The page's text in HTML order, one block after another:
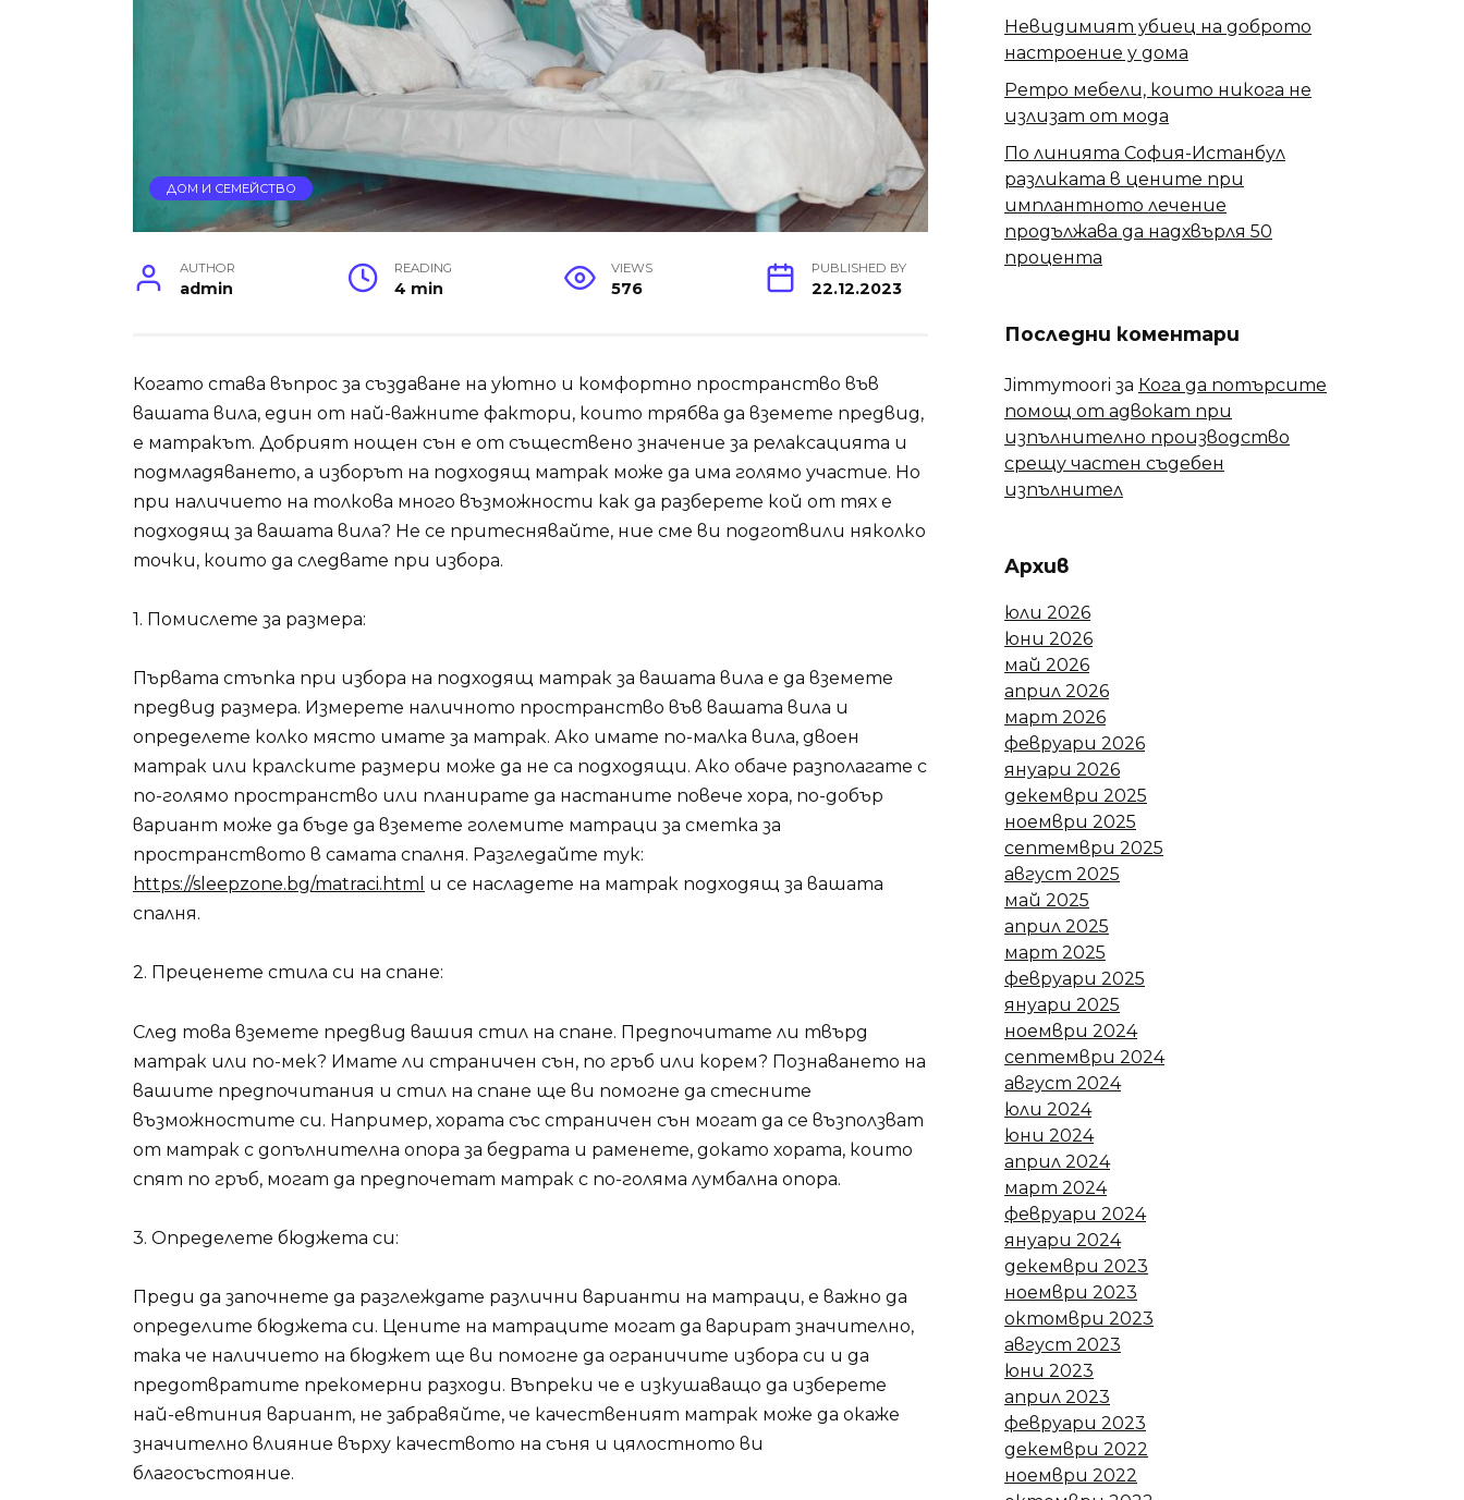
ДОМ И СЕМЕЙСТВО
AUTHOR
admin
READING
4 min
VIEWS
576
PUBLISHED BY
22.12.2023
Когато става въпрос за създаване на уютно и комфортно пространство във
вашата вила, един от най-важните фактори, които трябва да вземете предвид,
е матракът. Добрият нощен сън е от съществено значение за релаксацията и
подмладяването, а изборът на подходящ матрак може да има голямо участие. Но
при наличието на толкова много възможности как да разберете кой от тях е
подходящ за вашата вила? Не се притеснявайте, ние сме ви подготвили няколко
точки, които да следвате при избора.
1. Помислете за размера:
Първата стъпка при избора на подходящ матрак за вашата вила е да вземете
предвид размера. Измерете наличното пространство във вашата вила и
определете колко място имате за матрак. Ако имате по-малка вила, двоен
матрак или кралските размери може да не са подходящи. Ако обаче разполагате с
по-голямо пространство или планирате да настаните повече хора, по-добър
вариант може да бъде да вземете големите матраци за сметка за
пространството в самата спалня. Разгледайте тук:
https://sleepzone.bg/matraci.html и се насладете на матрак подходящ за вашата
спалня.
2. Преценете стила си на спане:
След това вземете предвид вашия стил на спане. Предпочитате ли твърд
матрак или по-мек? Имате ли страничен сън, по гръб или корем? Познаването на
вашите предпочитания и стил на спане ще ви помогне да стесните
възможностите си. Например, хората със страничен сън могат да се възползват
от матрак с допълнителна опора за бедрата и раменете, докато хората, които
спят по гръб, могат да предпочетат матрак с по-голяма лумбална опора.
3. Определете бюджета си:
Преди да започнете да разглеждате различни варианти на матраци, е важно да
определите бюджета си. Цените на матраците могат да варират значително,
така че наличието на бюджет ще ви помогне да ограничите избора си и да
предотвратите прекомерни разходи. Въпреки че е изкушаващо да изберете
най-евтиния вариант, не забравяйте, че качественият матрак може да окаже
значително влияние върху качеството на съня и цялостното ви
благосъстояние.
Невидимият убиец на доброто
настроение у дома
Ретро мебели, които никога не
излизат от мода
По линията София-Истанбул
разликата в цените при
имплантното лечение
продължава да надхвърля 50
процента
Последни коментари
Jimmymoori за Кога да потърсите
помощ от адвокат при
изпълнително производство
срещу частен съдебен
изпълнител
Архив
юли 2026
юни 2026
май 2026
април 2026
март 2026
февруари 2026
януари 2026
декември 2025
ноември 2025
септември 2025
август 2025
май 2025
април 2025
март 2025
февруари 2025
януари 2025
ноември 2024
септември 2024
август 2024
юли 2024
юни 2024
април 2024
март 2024
февруари 2024
януари 2024
декември 2023
ноември 2023
октомври 2023
август 2023
юни 2023
април 2023
февруари 2023
декември 2022
ноември 2022